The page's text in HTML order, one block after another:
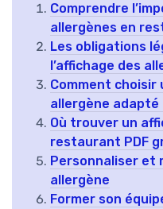
Comprendre
allergènes en
Les obligations
l’affichage des
Comment choisir
allergène
Où trouver un
restaurant PDF
Personnaliser et
allergène
Former son